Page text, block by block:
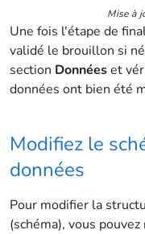
Mise à
Une fois l'étape de
validé le brouillon si
section Donnéeset
données ont bien été
Modifiez le
données
Pour modifier la
(schéma), vous